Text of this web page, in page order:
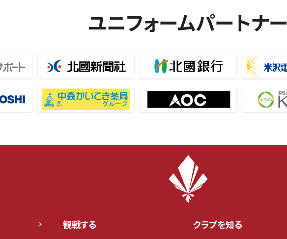
ユニフォームパートナー
観戦する クラブを知る